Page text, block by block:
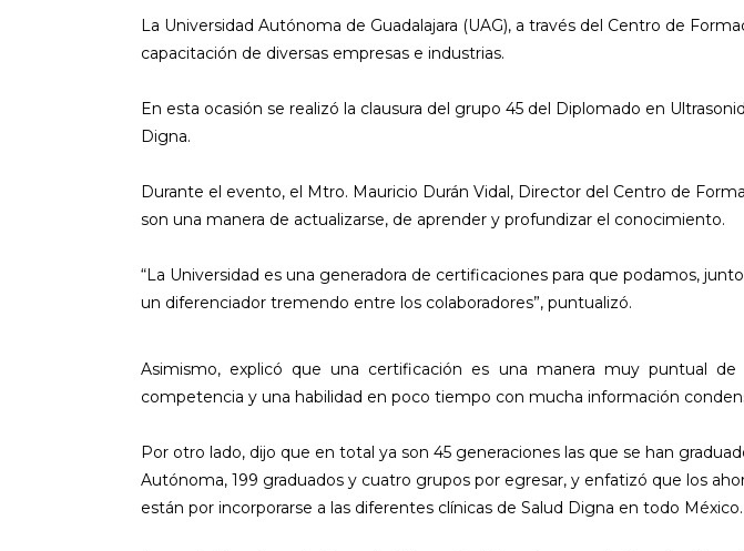
La Universidad Autónoma de Guadalajara (UAG), a través del Centro de
capacitación de diversas empresas e industrias.
En esta ocasión se realizó la clausura del grupo 45 del Diplomado en
Digna.
Durante el evento, el Mtro. Mauricio Durán Vidal, Director del Centro de
son una manera de actualizarse, de aprender y profundizar el conocimiento.
“La Universidad es una generadora de certificaciones para que podamos,
un diferenciador tremendo entre los colaboradores”, puntualizó.
Asimismo, explicó que una certificación es una manera muy puntual de
competencia y una habilidad en poco tiempo con mucha información
Por otro lado, dijo que en total ya son 45 generaciones las que se han
Autónoma, 199 graduados y cuatro grupos por egresar, y enfatizó que los
están por incorporarse a las diferentes clínicas de Salud Digna en todo México.